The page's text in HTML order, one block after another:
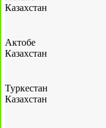
Казахстан
Актобе
Казахстан
Туркестан
Казахстан